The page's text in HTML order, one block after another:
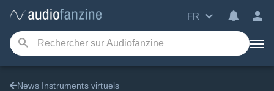
FR
News Instruments virtuels